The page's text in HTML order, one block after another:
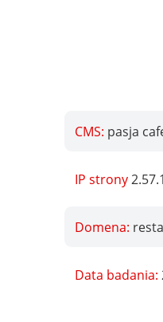
CMS: pasja
IP strony
Domena:
Data badania: